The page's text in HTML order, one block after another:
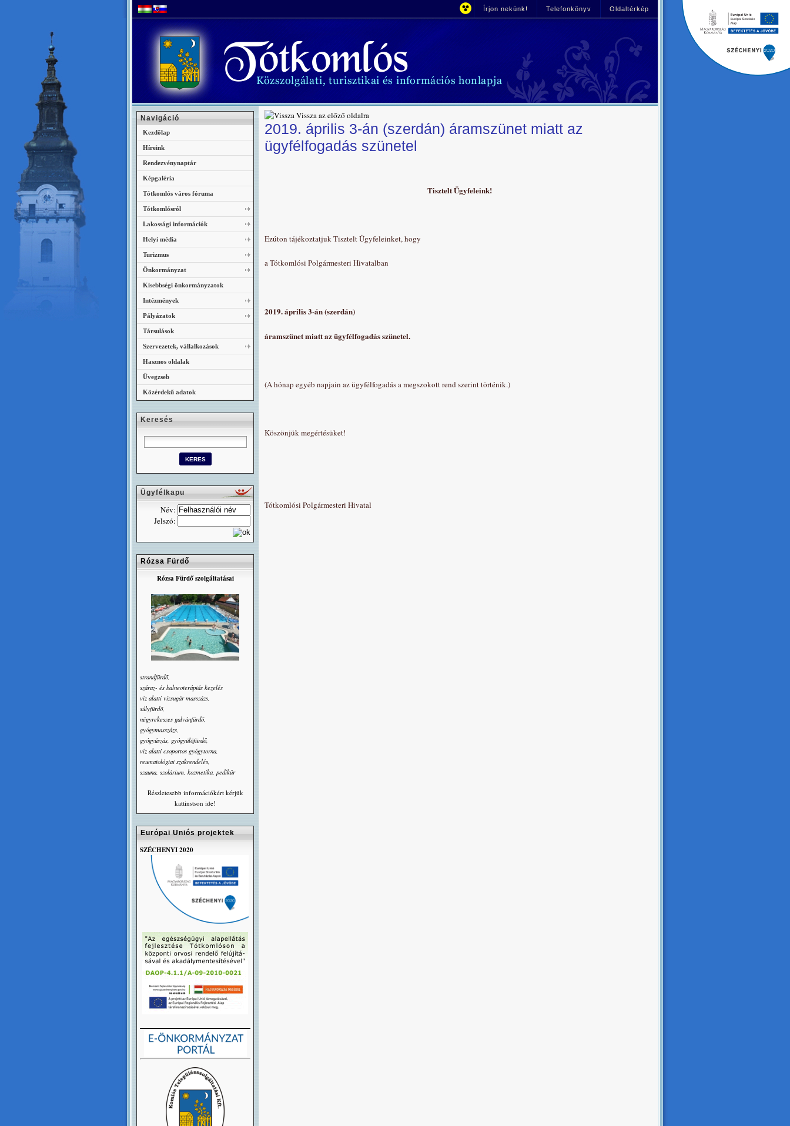
Írjon nekünk! Telefonkönyv Oldaltérkép
Vissza az előző oldalra
2019. április 3-án (szerdán) áramszünet miatt az
ügyfélfogadás szünetel
Tisztelt Ügyfeleink!
Ezúton tájékoztatjuk Tisztelt Ügyfeleinket, hogy
a Tótkomlósi Polgármesteri Hivatalban
2019. április 3-án (szerdán)
áramszünet miatt az ügyfélfogadás szünetel.
(A hónap egyéb napjain az ügyfélfogadás a megszokott rend szerint történik.)
Köszönjük megértésüket!
Tótkomlósi Polgármesteri Hivatal
Navigáció
Kezdőlap
Híreink
Rendezvénynaptár
Képgaléria
Tótkomlós város fóruma
Tótkomlósról
Lakossági információk
Helyi média
Turizmus
Önkormányzat
Kisebbségi önkormányzatok
Intézmények
Pályázatok
Társulások
Szervezetek, vállalkozások
Hasznos oldalak
Üvegzseb
Közérdekű adatok
Keresés
Ügyfélkapu
Név:
Jelszó:
Rózsa Fürdő
Rózsa Fürdő szolgáltatásai
strandfürdõ,
száraz- és balneoterápiás kezelés
víz alatti vízsugár masszázs,
súlyfürdõ,
négyrekeszes galvánfürdõ,
gyógymasszázs,
gyógyúszás, gyógyülõfürdő,
víz alatti csoportos gyógytorna,
reumatológiai szakrendelés,
szauna, szolárium, kozmetika, pedikûr
Részletesebb információkért kérjük
kattinstson ide!
Európai Uniós projektek
SZÉCHENYI 2020